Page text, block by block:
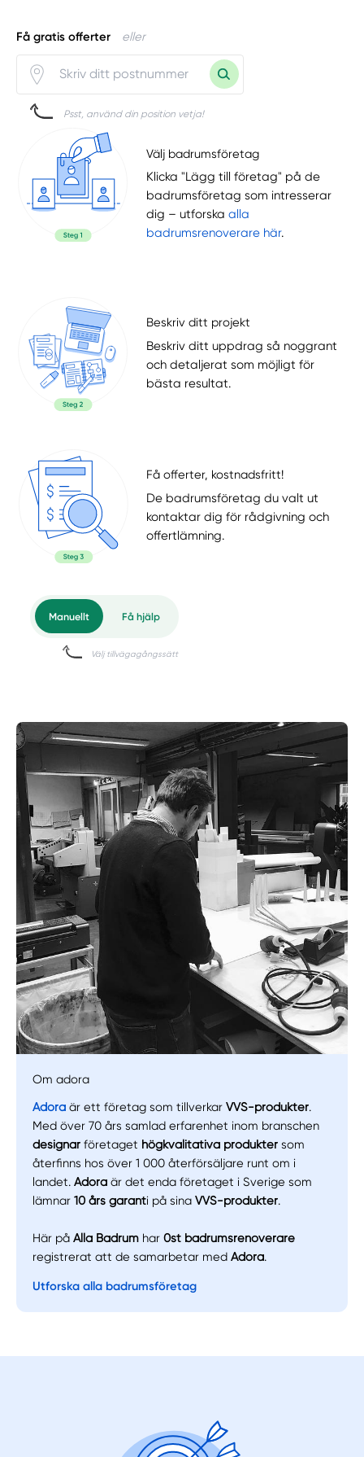
Få gratis offerter eller
Psst, använd din position vetja!
Välj badrumsföretag
Klicka "Lägg till företag" på de
badrumsföretag som intresserar
dig – utforskaalla
badrumsrenoverare här.
Beskriv ditt projekt
Beskriv ditt uppdrag så noggrant
och detaljerat som möjligt för
bästa resultat.
Få offerter, kostnadsfritt!
De badrumsföretag du valt ut
kontaktar dig för rådgivning och
offertlämning.
Manuellt
Välj tillvägagångssätt
Om adora
Adoraär ett företag som tillverkarVVS-produkter.
Med över 70 års samlad erfarenhet inom branschen
designar företaget högkvalitativa produktersom
återfinns hos över 1 000 återförsäljare runt om i
landet.Adoraär det enda företaget i Sverige som
lämnar10 års garanti på sinaVVS-produkter.
Här påAlla Badrum har0st badrumsrenoverare
registrerat att de samarbetar medAdora.
Utforska alla badrumsföretag